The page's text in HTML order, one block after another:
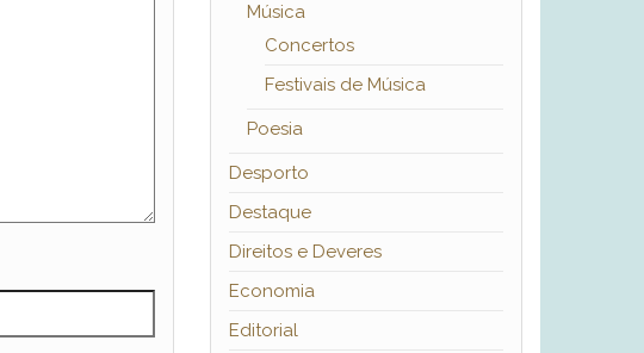
Música
Concertos
Festivais de Música
Poesia
Desporto
Destaque
Direitos e Deveres
Economia
Editorial